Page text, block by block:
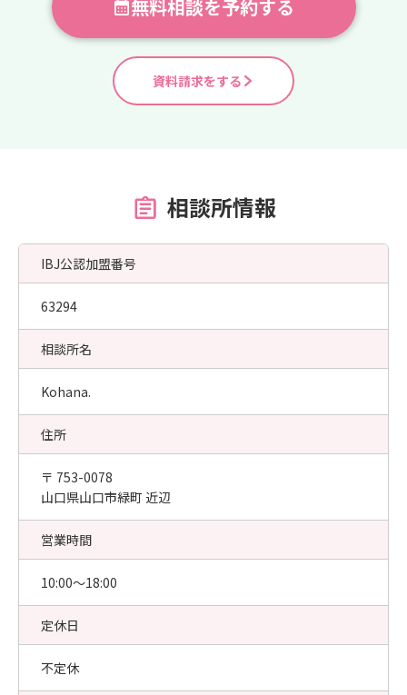
無料相談を予約する
資料請求をする
相談所情報
IBJ公認加盟番号
63294
相談所名
Kohana.
住所
〒 753-0078
山口県山口市緑町 近辺
営業時間
10:00〜18:00
定休日
不定休